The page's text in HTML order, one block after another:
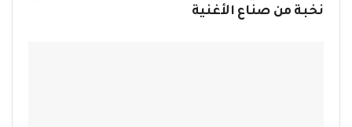
نخبة من صناع الأغنية